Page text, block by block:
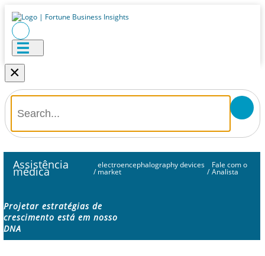
×
Assistência
médica /
electroencephalography devices
market /
Fale com o
Analista
Projetar estratégias de
crescimento está em nosso
DNA